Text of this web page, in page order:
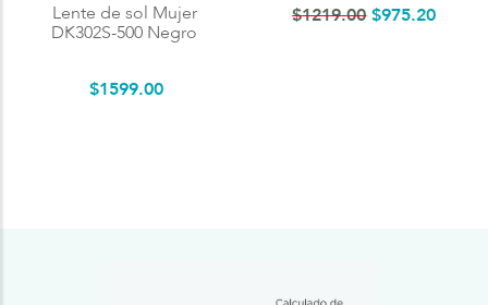
Lente de sol Mujer
DK302S-500 Negro
$1599.00
$1219.00 $975.20